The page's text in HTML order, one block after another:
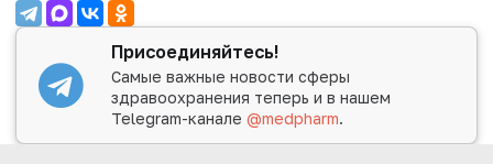
Присоединяйтесь!
Самые важные новости сферы
здравоохранения теперь и в нашем
Telegram-канале@medpharm.